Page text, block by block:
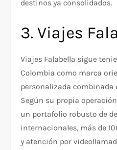
destinos ya consolidados.
3. Viajes
Viajes Falabella sigue
Colombia como marca
personalizada combinada
Según su propia
un portafolio robusto de
internacionales, más de
y atención por